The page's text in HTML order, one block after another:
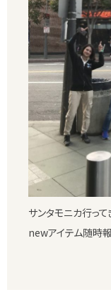
サンタモニカ行って
newアイテム随時